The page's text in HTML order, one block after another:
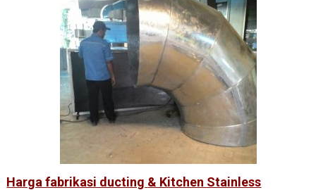
Harga fabrikasi ducting & Kitchen Stainless